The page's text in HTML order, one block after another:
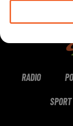
RADIO
SPORT